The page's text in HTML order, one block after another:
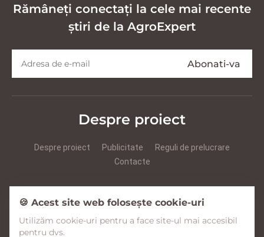
Rămâneți conectați la cele mai recente
știri de la AgroExpert
Despre proiect
Despre proiect Publicitate
Reguli de prelucrare
Contacte
Facebook YouTube Instagram
🍪 Acest site web folosește cookie-uri
Utilizăm cookie-uri pentru a face site-ul mai accesibil
pentru dvs.